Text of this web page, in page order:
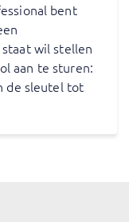
bent
wil stellen
aan te sturen:
de sleutel tot